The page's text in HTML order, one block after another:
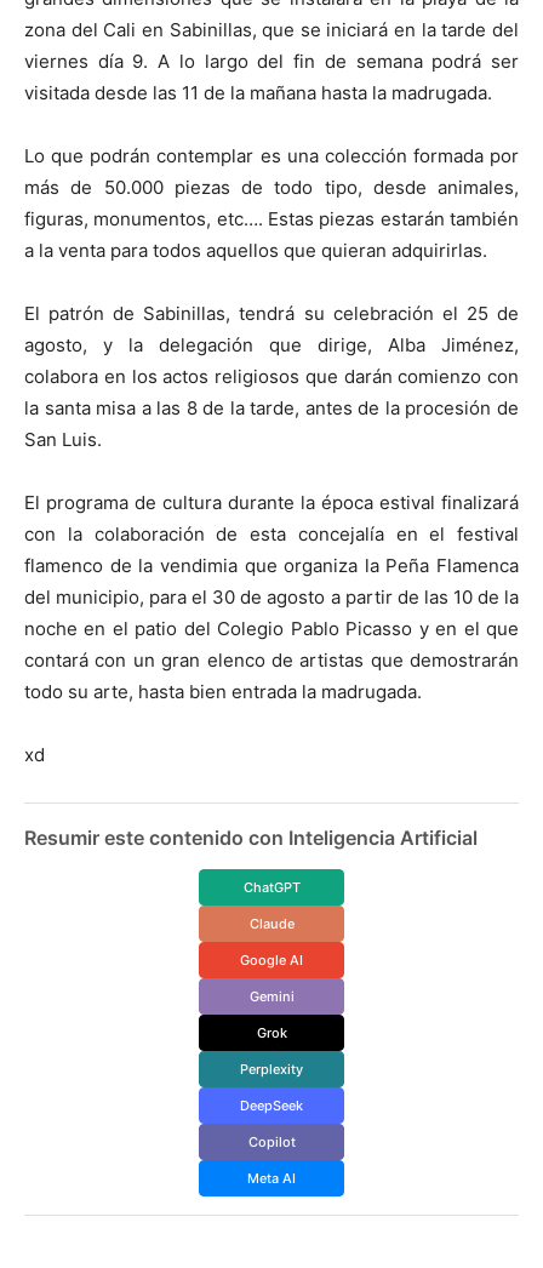
zona del Cali en Sabinillas, que se iniciará en la tarde del
viernes día 9. A lo largo del fin de semana podrá ser
visitada desde las 11 de la mañana hasta la madrugada.
Lo que podrán contemplar es una colección formada por
más de 50.000 piezas de todo tipo, desde animales,
figuras, monumentos, etc…. Estas piezas estarán también
a la venta para todos aquellos que quieran adquirirlas.
El patrón de Sabinillas, tendrá su celebración el 25 de
agosto, y la delegación que dirige, Alba Jiménez,
colabora en los actos religiosos que darán comienzo con
la santa misa a las 8 de la tarde, antes de la procesión de
San Luis.
El programa de cultura durante la época estival finalizará
con la colaboración de esta concejalía en el festival
flamenco de la vendimia que organiza la Peña Flamenca
del municipio, para el 30 de agosto a partir de las 10 de la
noche en el patio del Colegio Pablo Picasso y en el que
contará con un gran elenco de artistas que demostrarán
todo su arte, hasta bien entrada la madrugada.
xd
Resumir este contenido con Inteligencia Artificial
ChatGPT
Claude
Google AI
Gemini
Grok
Perplexity
DeepSeek
Copilot
Meta AI